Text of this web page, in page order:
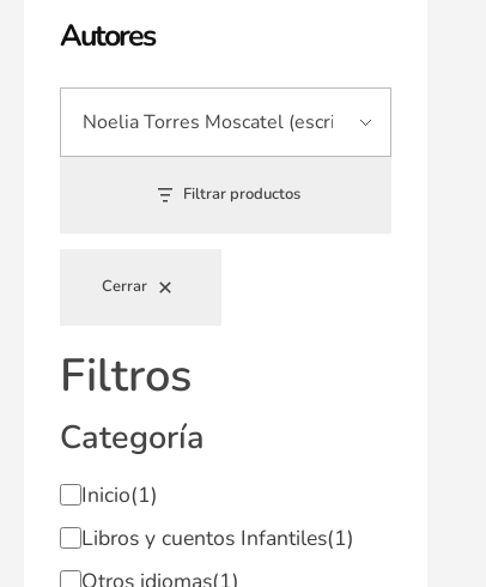
Autores
Filtrar productos
Cerrar
Filtros
Categoría
Inicio(1)
Libros y cuentos Infantiles(1)
Otros idiomas(1)